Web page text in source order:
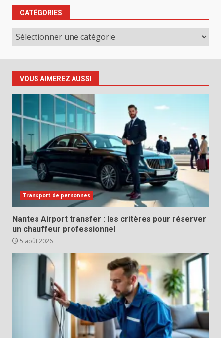
CATÉGORIES
Catégories
VOUS AIMEREZ AUSSI
Transport de personnes
Nantes Airport transfer : les critères pour réserver
un chauffeur professionnel
5 août 2026